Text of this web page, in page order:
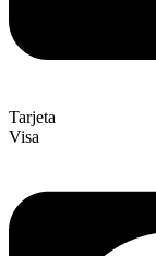
Tarjeta
Visa